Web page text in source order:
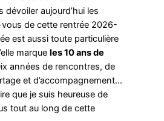
dévoiler aujourd’hui les
de cette rentrée 2026-
est aussi toute particulière
marque les 10 ans de
années de rencontres, de
et d’accompagnement…
que je suis heureuse de
tout au long de cette